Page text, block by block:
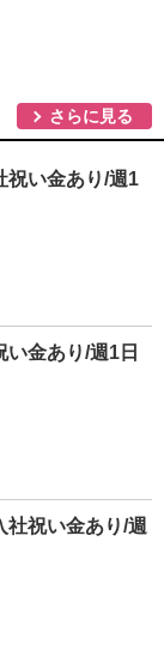
さらに見る
祝い金あり/週1
金あり/週1日
社祝い金あり/週